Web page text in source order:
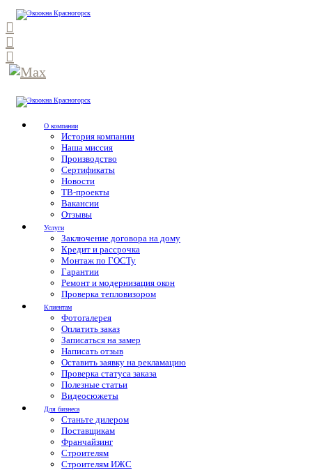
О компании
История компании
Наша миссия
Производство
Сертификаты
Новости
ТВ-проекты
Вакансии
Отзывы
Услуги
Заключение договора на дому
Кредит и рассрочка
Монтаж по ГОСТу
Гарантии
Ремонт и модернизация окон
Проверка тепловизором
Клиентам
Фотогалерея
Оплатить заказ
Записаться на замер
Написать отзыв
Оставить заявку на рекламацию
Проверка статуса заказа
Полезные статьи
Видеосюжеты
Для бизнеса
Станьте дилером
Поставщикам
Франчайзинг
Строителям
Строителям ИЖС